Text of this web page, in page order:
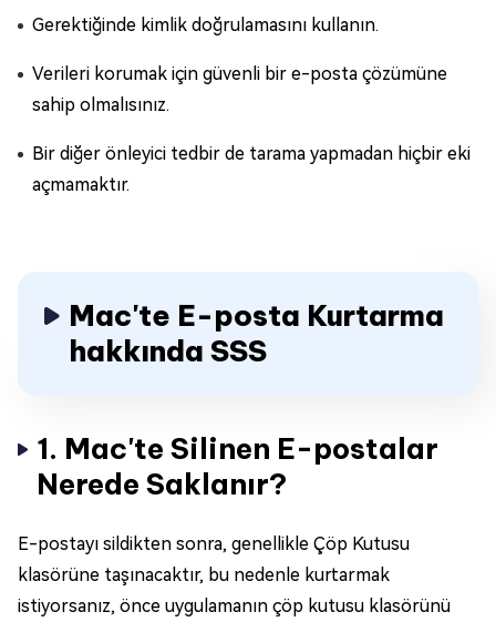
Gerektiğinde kimlik doğrulamasını kullanın.
Verileri korumak için güvenli bir e-posta çözümüne
sahip olmalısınız.
Bir diğer önleyici tedbir de tarama yapmadan hiçbir eki
açmamaktır.
Mac'te E-posta Kurtarma
hakkında SSS
1. Mac'te Silinen E-postalar
Nerede Saklanır?
E-postayı sildikten sonra, genellikle Çöp Kutusu
klasörüne taşınacaktır, bu nedenle kurtarmak
istiyorsanız, önce uygulamanın çöp kutusu klasörünü